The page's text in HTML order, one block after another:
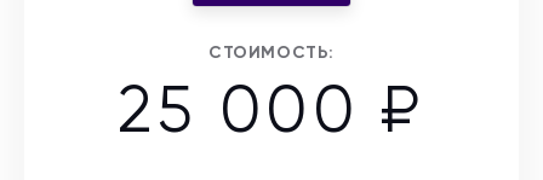
СТОИМОСТЬ:
25 000 ₽